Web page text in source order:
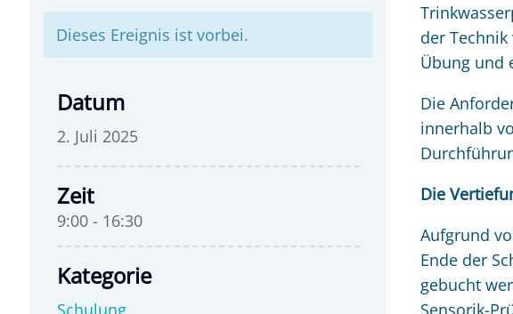
Dieses Ereignis ist vorbei.
Datum
2. Juli 2025
Zeit
9:00 - 16:30
Kategorie
Schulung
der
Übung und
Die
innerhalb
Die
Aufgrund
Ende der
gebucht
Sensorik-